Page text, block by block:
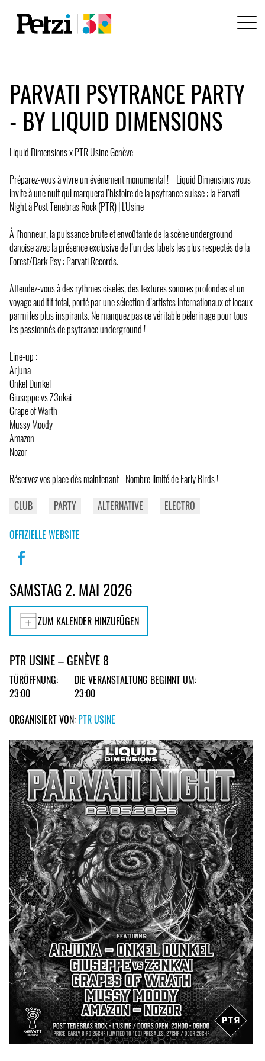
PARVATI PSYTRANCE PARTY
- BY LIQUID DIMENSIONS
Liquid Dimensions x PTR Usine Genève
Préparez-vous à vivre un événement monumental ! Liquid Dimensions vous
invite à une nuit qui marquera l’histoire de la psytrance suisse : la Parvati
Night à Post Tenebras Rock (PTR) | L'Usine
À l’honneur, la puissance brute et envoûtante de la scène underground
danoise avec la présence exclusive de l’un des labels les plus respectés de la
Forest/Dark Psy : Parvati Records.
Attendez-vous à des rythmes ciselés, des textures sonores profondes et un
voyage auditif total, porté par une sélection d’artistes internationaux et locaux
parmi les plus inspirants. Ne manquez pas ce véritable pèlerinage pour tous
les passionnés de psytrance underground !
Line-up :
Arjuna
Onkel Dunkel
Giuseppe vs Z3nkai
Grape of Warth
Mussy Moody
Amazon
Nozor
Réservez vos place dès maintenant - Nombre limité de Early Birds !
CLUB
PARTY ALTERNATIVE ELECTRO
OFFIZIELLE WEBSITE
SAMSTAG 2. MAI 2026
ZUM KALENDER HINZUFÜGEN
PTR USINE – GENÈVE 8
TÜRÖFFNUNG:
23:00
DIE VERANSTALTUNG BEGINNT UM:
23:00
ORGANISIERT VON: PTR USINE